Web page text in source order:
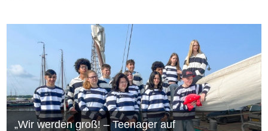
„Wir werden groß! – Teenager auf